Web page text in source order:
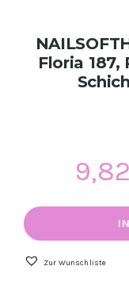
Floria 187,
Zur Wunschliste